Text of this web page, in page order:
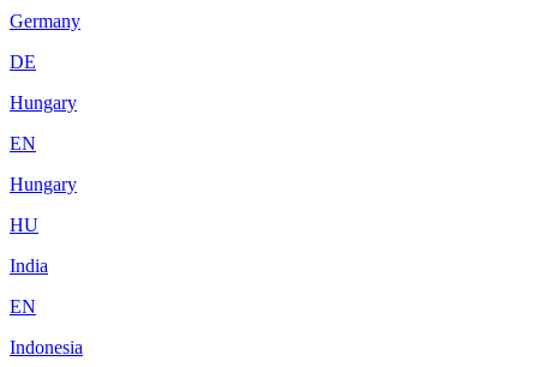
Germany
DE
Hungary
EN
Hungary
HU
India
EN
Indonesia